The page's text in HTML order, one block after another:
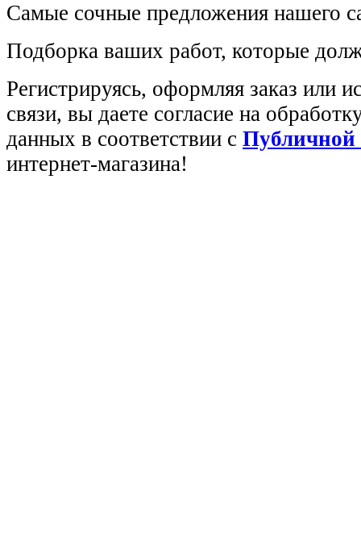
Самые сочные предложения нашего
Подборка ваших работ, которые
Регистрируясь, оформляя заказ или
связи, вы даете согласие на
данных в соответствии с Публичной
интернет-магазина!